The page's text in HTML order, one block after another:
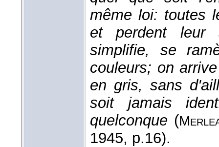
même loi: toutes
et perdent leur
simplifie, se
couleurs; on
en gris, sans
soit jamais
quelconque (
1945, p.16).